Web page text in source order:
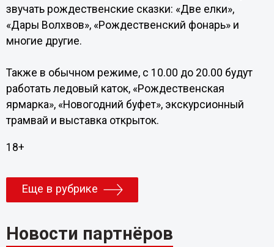
звучать рождественские сказки: «Две елки»,
«Дары Волхвов», «Рождественский фонарь» и
многие другие.
Также в обычном режиме, с 10.00 до 20.00 будут
работать ледовый каток, «Рождественская
ярмарка», «Новогодний буфет», экскурсионный
трамвай и выставка открыток.
18+
Еще в рубрике
Новости партнёров